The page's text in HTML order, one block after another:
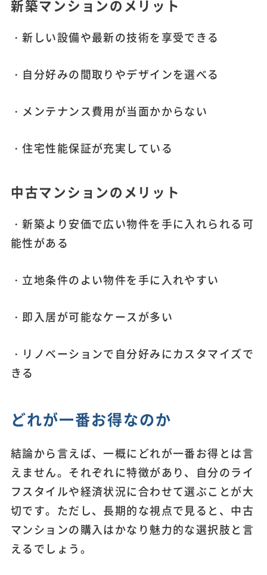
新築マンションのメリット
・新しい設備や最新の技術を享受できる
・自分好みの間取りやデザインを選べる
・メンテナンス費用が当面かからない
・住宅性能保証が充実している
中古マンションのメリット
・新築より安価で広い物件を手に入れられる可
能性がある
・立地条件のよい物件を手に入れやすい
・即入居が可能なケースが多い
・リノベーションで自分好みにカスタマイズで
きる
どれが一番お得なのか
結論から言えば、一概にどれが一番お得とは言
えません。それぞれに特徴があり、自分のライ
フスタイルや経済状況に合わせて選ぶことが大
切です。ただし、長期的な視点で見ると、中古
マンションの購入はかなり魅力的な選択肢と言
えるでしょう。